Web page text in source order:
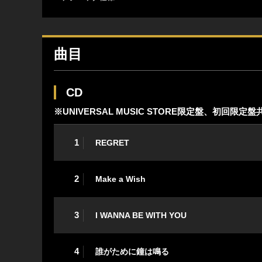
曲目
CD
※UNIVERSAL MUSIC STORE限定盤、初回限定盤
1 REGRET
2 Make a Wish
3 I WANNA BE WITH YOU
4 誰がために鐘は鳴る